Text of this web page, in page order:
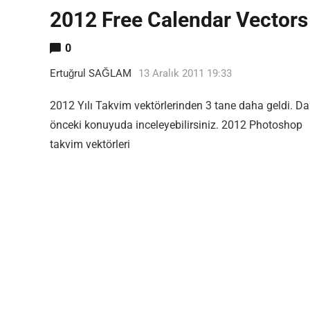
2012 Free Calendar Vectors
0
Ertuğrul SAĞLAM 13 Aralık 2011 19:33
2012 Yılı Takvim vektörlerinden 3 tane daha geldi.
önceki konuyuda inceleyebilirsiniz. 2012 Photoshop
takvim vektörleri